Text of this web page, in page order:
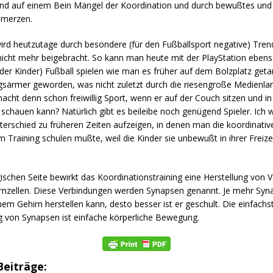
auf einem Bein Mängel der Koordination und durch bewußtes
heutzutage durch besondere (für den Fußballsport negative)
mehr beigebracht. So kann man heute mit der PlayStation
Kinder) Fußball spielen wie man es früher auf dem Bolzplatz
geworden, was nicht zuletzt durch die riesengroße
denn schon freiwillig Sport, wenn er auf der Couch sitzen und
kann? Natürlich gibt es beileibe noch genügend Spieler. Ich
zu früheren Zeiten aufzeigen, in denen man die
Training schulen mußte, weil die Kinder sie unbewußt in ihrer
Seite bewirkt das Koordinationstraining eine Herstellung von
Diese Verbindungen werden Synapsen genannt. Je mehr
Gehirn herstellen kann, desto besser ist er geschult. Die
von Synapsen ist einfache körperliche Bewegung.